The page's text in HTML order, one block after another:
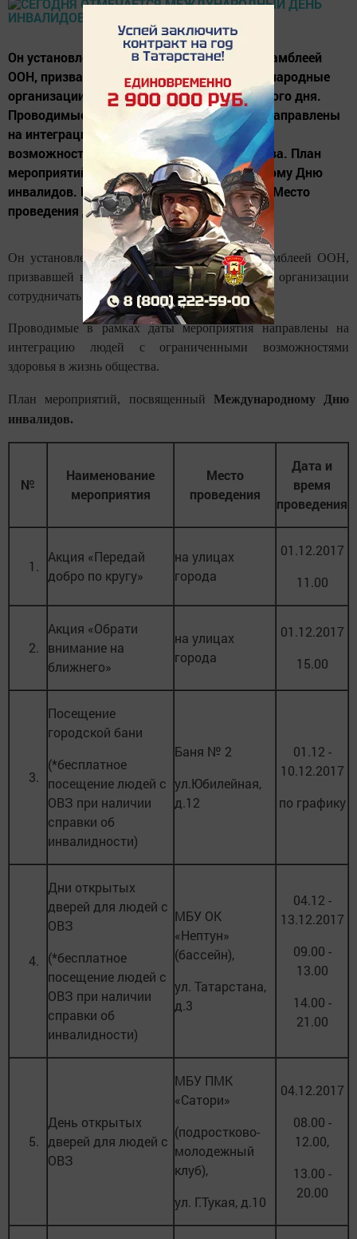
Он установлен в 1992 году Генеральной Ассамблеей
ООН, призвавшей все государства и международные
организации сотрудничать в проведении этого дня.
Проводимые в рамках даты мероприятия направлены
на интеграцию людей с ограниченными
возможностями здоровья в жизнь общества. План
мероприятий, посвященный Международному Дню
инвалидов. № Наименование мероприятия Место
проведения Дата и время проведения...
Он установлен в 1992 году Генеральной Ассамблеей ООН,
призвавшей все государства и международные организации
сотрудничать в проведении этого дня.
Проводимые в рамках даты мероприятия направлены на
интеграцию людей с ограниченными возможностями
здоровья в жизнь общества.
План мероприятий, посвященный Международному Дню
инвалидов.
№
Наименование
мероприятия
Место
проведения
Дата и
время
проведения
1.
Акция «Передай
добро по кругу»
на улицах
города
01.12.2017
11.00
2.
Акция «Обрати
внимание на
ближнего»
на улицах
города
01.12.2017
15.00
3.
Посещение
городской бани
(*бесплатное
посещение людей с
ОВЗ при наличии
справки об
инвалидности)
Баня № 2
ул.Юбилейная,
д.12
01.12 -
10.12.2017
по графику
4.
Дни открытых
дверей для людей с
ОВЗ
(*бесплатное
посещение людей с
ОВЗ при наличии
справки об
инвалидности)
МБУ ОК
«Нептун»
(бассейн),
ул. Татарстана,
д.3
04.12 -
13.12.2017
09.00 -
13.00
14.00 -
21.00
5.
День открытых
дверей для людей с
ОВЗ
МБУ ПМК
«Сатори»
(подростково-
молодежный
клуб),
ул. Г.Тукая, д.10
04.12.2017
08.00 -
12.00,
13.00 -
20.00